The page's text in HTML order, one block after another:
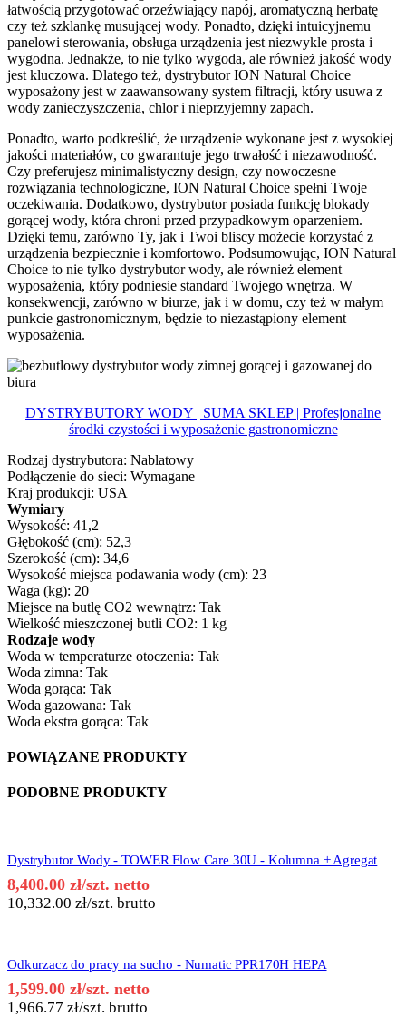
łatwością przygotować orzeźwiający napój, aromatyczną herbatę
czy też szklankę musującej wody. Ponadto, dzięki intuicyjnemu
panelowi sterowania, obsługa urządzenia jest niezwykle prosta i
wygodna. Jednakże, to nie tylko wygoda, ale również jakość wody
jest kluczowa. Dlatego też, dystrybutor ION Natural Choice
wyposażony jest w zaawansowany system filtracji, który usuwa z
wody zanieczyszczenia, chlor i nieprzyjemny zapach.
Ponadto, warto podkreślić, że urządzenie wykonane jest z wysokiej
jakości materiałów, co gwarantuje jego trwałość i niezawodność.
Czy preferujesz minimalistyczny design, czy nowoczesne
rozwiązania technologiczne, ION Natural Choice spełni Twoje
oczekiwania. Dodatkowo, dystrybutor posiada funkcję blokady
gorącej wody, która chroni przed przypadkowym oparzeniem.
Dzięki temu, zarówno Ty, jak i Twoi bliscy możecie korzystać z
urządzenia bezpiecznie i komfortowo. Podsumowując, ION Natural
Choice to nie tylko dystrybutor wody, ale również element
wyposażenia, który podniesie standard Twojego wnętrza. W
konsekwencji, zarówno w biurze, jak i w domu, czy też w małym
punkcie gastronomicznym, będzie to niezastąpiony element
wyposażenia.
DYSTRYBUTORY WODY | SUMA SKLEP | Profesjonalne
środki czystości i wyposażenie gastronomiczne
Rodzaj dystrybutora: Nablatowy
Podłączenie do sieci: Wymagane
Kraj produkcji: USA
Wymiary
Wysokość: 41,2
Głębokość (cm): 52,3
Szerokość (cm): 34,6
Wysokość miejsca podawania wody (cm): 23
Waga (kg): 20
Miejsce na butlę CO2 wewnątrz: Tak
Wielkość mieszczonej butli CO2: 1 kg
Rodzaje wody
Woda w temperaturze otoczenia: Tak
Woda zimna: Tak
Woda gorąca: Tak
Woda gazowana: Tak
Woda ekstra gorąca: Tak
POWIĄZANE PRODUKTY
PODOBNE PRODUKTY
Dystrybutor Wody - TOWER Flow Care 30U - Kolumna + Agregat
8,400.00 zł/szt. netto
10,332.00 zł/szt. brutto
Odkurzacz do pracy na sucho - Numatic PPR170H HEPA
1,599.00 zł/szt. netto
1,966.77 zł/szt. brutto